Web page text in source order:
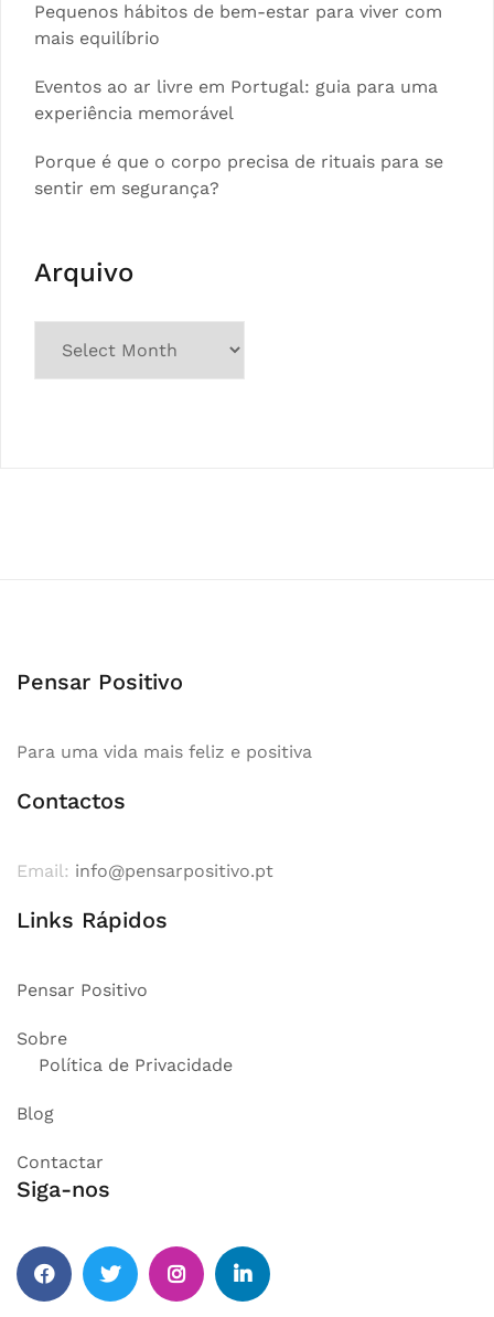
Pequenos hábitos de bem-estar para viver com
mais equilíbrio
Eventos ao ar livre em Portugal: guia para uma
experiência memorável
Porque é que o corpo precisa de rituais para se
sentir em segurança?
Arquivo
Pensar Positivo
Para uma vida mais feliz e positiva
Contactos
Email: info@pensarpositivo.pt
Links Rápidos
Pensar Positivo
Sobre
Política de Privacidade
Blog
Contactar
Siga-nos